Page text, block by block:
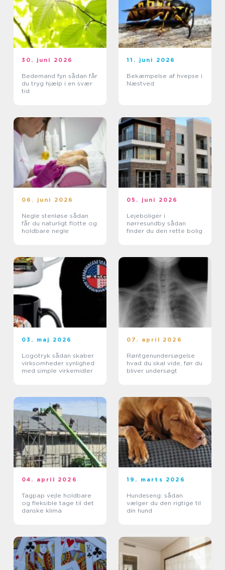
30. juni 2026
Bedemand fyn sådan får
du tryg hjælp i en svær
tid
11. juni 2026
Bekæmpelse af hvepse i
Næstved
06. juni 2026
Negle stenløse sådan
får du naturligt flotte og
holdbare negle
05. juni 2026
Lejeboliger i
nørresundby sådan
finder du den rette bolig
03. maj 2026
Logotryk sådan skaber
virksomheder synlighed
med simple virkemidler
07. april 2026
Røntgenundersøgelse
hvad du skal vide, før du
bliver undersøgt
04. april 2026
Tagpap vejle holdbare
og fleksible tage til det
danske klima
19. marts 2026
Hundeseng: sådan
vælger du den rigtige til
din hund